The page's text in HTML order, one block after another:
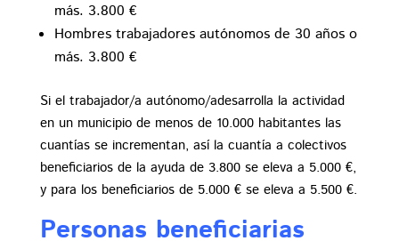
más. 3.800 €
Hombres trabajadores autónomos de 30 años o
más. 3.800 €
Si el trabajador/a autónomo/adesarrolla la actividad
en un municipio de menos de 10.000 habitantes las
cuantías se incrementan, así la cuantía a colectivos
beneficiarios de la ayuda de 3.800 se eleva a 5.000 €,
y para los beneficiarios de 5.000 € se eleva a 5.500 €.
Personas beneficiarias